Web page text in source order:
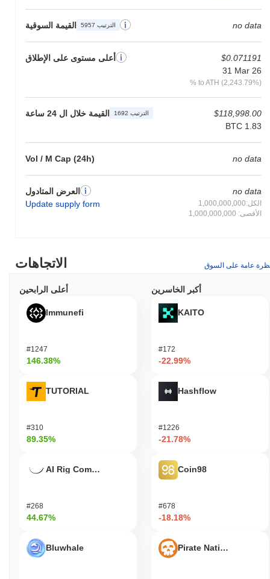
القيمة السوقية الترتيب 5957 no data
أعلى مستوى على الإطلاق
$0.071191
31 Mar 26
% to ATH (2,243.79%)
القيمة خلال ال 24 ساعة الترتيب 1692
$118,998.00
BTC 1.83
Vol / M Cap (24h) no data
العرض المتادول
Update supply form
no data
الكل:1,000,000,000
الأقصى: 1,000,000,000
الاتجاهات عامة على السوق
أعلى الرابحين
Immunefi
#1247
146.38%
TUTORIAL
#310
89.35%
AI Rig Complex
#268
44.67%
Bluwhale
أكبر الخاسرين
KAITO
#172
-22.99%
Hashflow
#1226
-21.78%
Coin98
#678
-18.18%
Pirate Nation Token